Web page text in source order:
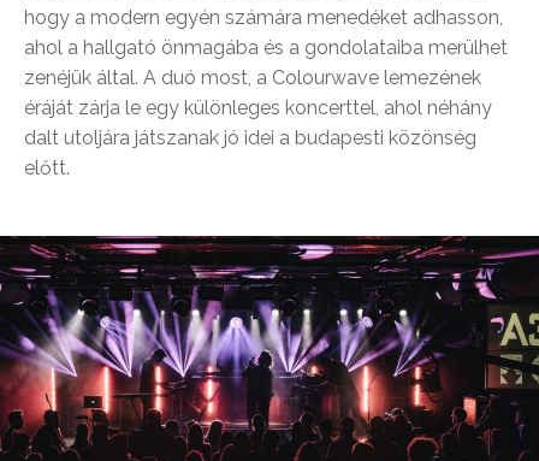
hogy a modern egyén számára menedéket adhasson,
ahol a hallgató önmagába és a gondolataiba merülhet
zenéjük által. A duó most, a Colourwave lemezének
éráját zárja le egy különleges koncerttel, ahol néhány
dalt utoljára játszanak jó idei a budapesti közönség
előtt.